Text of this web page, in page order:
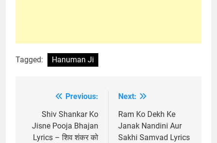
Tagged: Hanuman Ji
navigation
Previous:
Shiv Shankar Ko
Jisne Pooja Bhajan
Lyrics – शिव शंकर को
Next:
Ram Ko Dekh Ke
Janak Nandini Aur
Sakhi Samvad Lyrics